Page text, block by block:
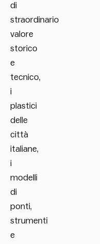
di
straordinario
valore
storico
e
tecnico,
i
plastici
delle
città
italiane,
i
modelli
di
ponti,
strumenti
e